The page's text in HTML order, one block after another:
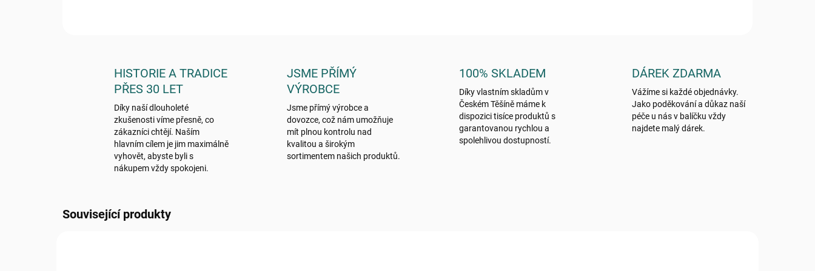
HISTORIE A TRADICE
PŘES 30 LET
Díky naší dlouholeté
zkušenosti víme přesně, co
zákazníci chtějí. Naším
hlavním cílem je jim maximálně
vyhovět, abyste byli s
nákupem vždy spokojeni.
JSME PŘÍMÝ
VÝROBCE
Jsme přímý výrobce a
dovozce, což nám umožňuje
mít plnou kontrolu nad
kvalitou a širokým
sortimentem našich produktů.
100% SKLADEM
Díky vlastním skladům v
Českém Těšíně máme k
dispozici tisíce produktů s
garantovanou rychlou a
spolehlivou dostupností.
DÁREK ZDARMA
Vážíme si každé objednávky.
Jako poděkování a důkaz naší
péče u nás v balíčku vždy
najdete malý dárek.
Související produkty